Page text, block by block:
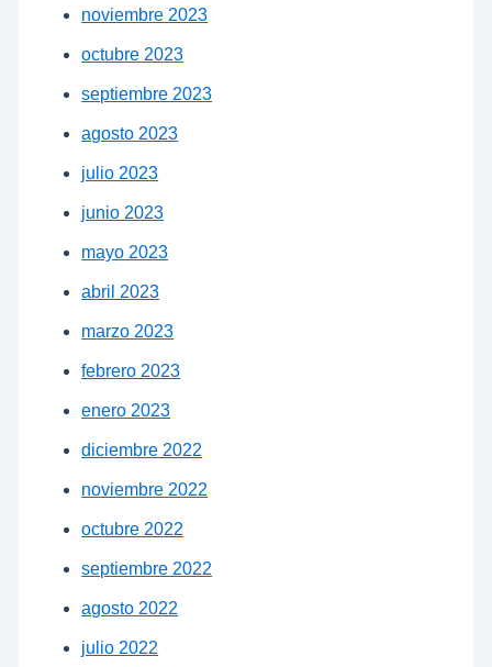
noviembre 2023
octubre 2023
septiembre 2023
agosto 2023
julio 2023
junio 2023
mayo 2023
abril 2023
marzo 2023
febrero 2023
enero 2023
diciembre 2022
noviembre 2022
octubre 2022
septiembre 2022
agosto 2022
julio 2022